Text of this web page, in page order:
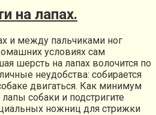
на лапах.
и между пальчиками ног
условиях сам
шерсть на лапах волочится по
неудобства: собирается
двигаться. Как минимум
собаки и подстригите
ножниц для стрижки